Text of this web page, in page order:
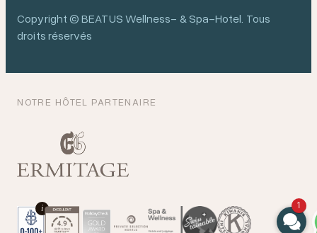
Copyright © BEATUS Wellness- & Spa-Hotel. Tous
droits réservés
NOTRE HÔTEL PARTENAIRE
i 1